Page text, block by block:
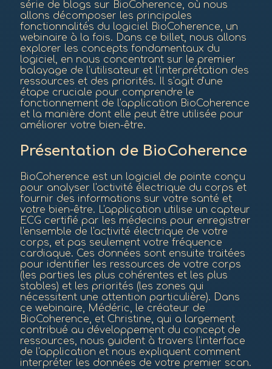
série de blogs sur BioCoherence, où nous
allons décomposer les principales
fonctionnalités du logiciel BioCoherence, un
webinaire à la fois. Dans ce billet, nous allons
explorer les concepts fondamentaux du
logiciel, en nous concentrant sur le premier
balayage de l'utilisateur et l'interprétation des
ressources et des priorités. Il s'agit d'une
étape cruciale pour comprendre le
fonctionnement de l'application BioCoherence
et la manière dont elle peut être utilisée pour
améliorer votre bien-être.
Présentation de BioCoherence
BioCoherence est un logiciel de pointe conçu
pour analyser l'activité électrique du corps et
fournir des informations sur votre santé et
votre bien-être. L'application utilise un capteur
ECG certifié par les médecins pour enregistrer
l'ensemble de l'activité électrique de votre
corps, et pas seulement votre fréquence
cardiaque. Ces données sont ensuite traitées
pour identifier les ressources de votre corps
(les parties les plus cohérentes et les plus
stables) et les priorités (les zones qui
nécessitent une attention particulière). Dans
ce webinaire, Médéric, le créateur de
BioCoherence, et Christine, qui a largement
contribué au développement du concept de
ressources, nous guident à travers l'interface
de l'application et nous expliquent comment
interpréter les données de votre premier scan.